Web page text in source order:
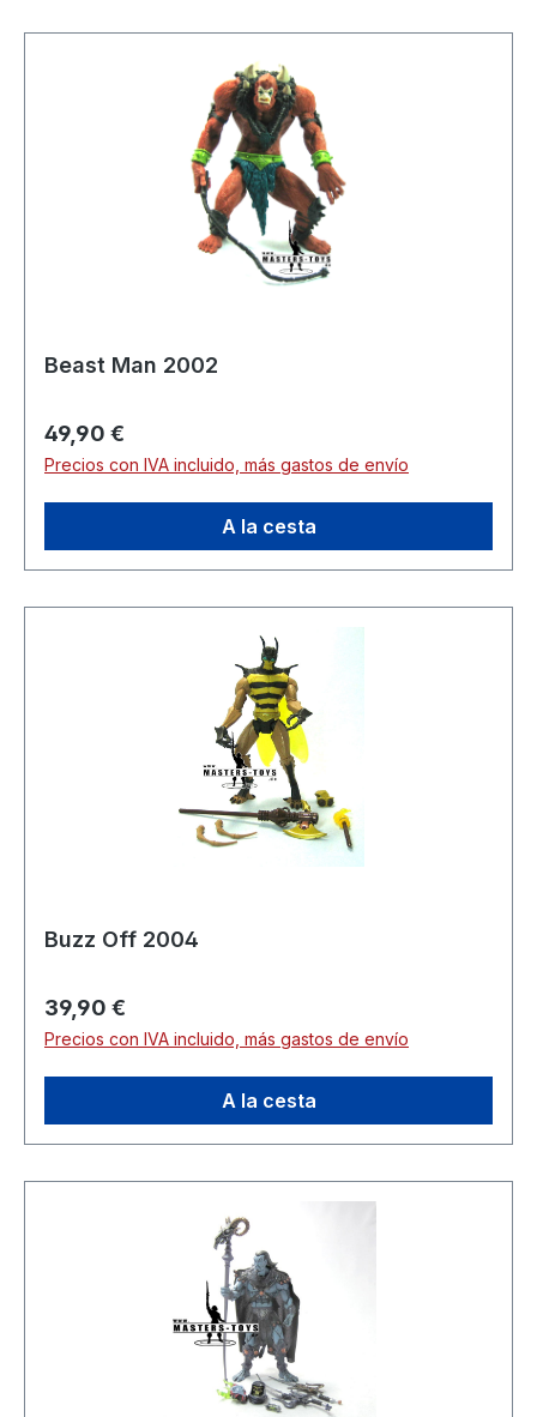
Beast Man 2002
Precio normal:
49,90 €
Precios con IVA incluido, más gastos de envío
A la cesta
Buzz Off 2004
Precio normal:
39,90 €
Precios con IVA incluido, más gastos de envío
A la cesta